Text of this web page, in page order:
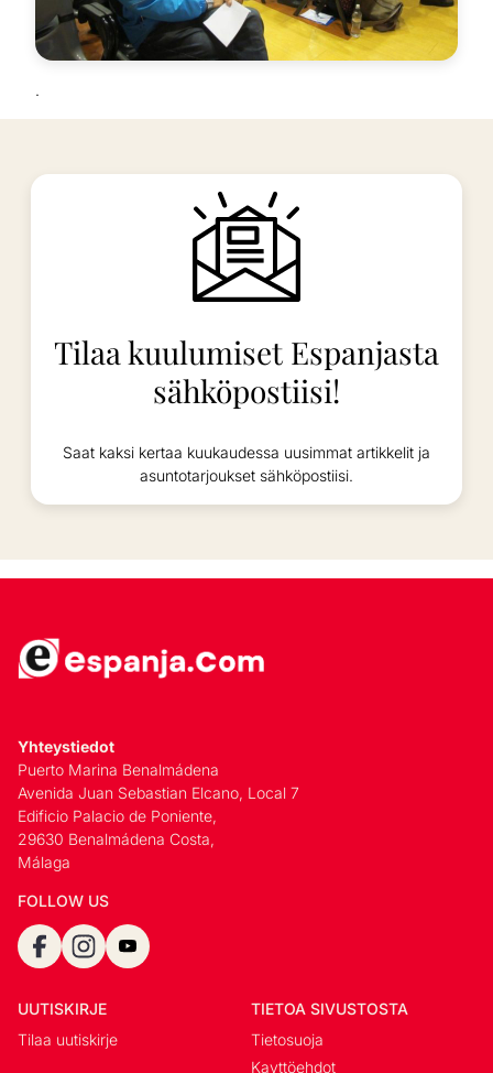
.
Tilaa kuulumiset Espanjasta
sähköpostiisi!
Saat kaksi kertaa kuukaudessa uusimmat artikkelit ja
asuntotarjoukset sähköpostiisi.
Yhteystiedot
Puerto Marina Benalmádena
Avenida Juan Sebastian Elcano, Local 7
Edificio Palacio de Poniente,
29630 Benalmádena Costa,
Málaga
FOLLOW US
UUTISKIRJE
Tilaa uutiskirje
TIETOA SIVUSTOSTA
Tietosuoja
Kayttöehdot